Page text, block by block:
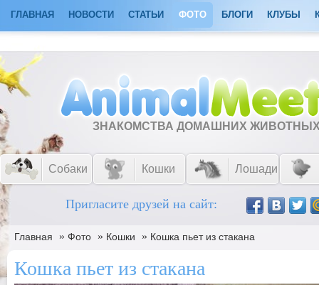
ГЛАВНАЯ НОВОСТИ СТАТЬИ ФОТО БЛОГИ КЛУБЫ
ЗНАКОМСТВА ДОМАШНИХ
Собаки Кошки Лошади
Пригласите друзей на сайт:
Главная » Фото » Кошки » Кошка пьет из стакана
Кошка пьет из стакана